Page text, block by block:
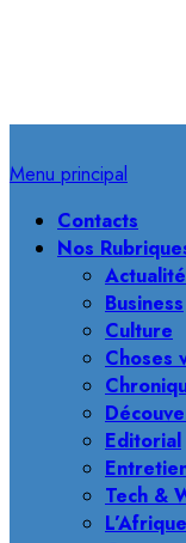
Menu principal
Contacts
Nos
Business
Culture
Choses
Editorial
Tech &